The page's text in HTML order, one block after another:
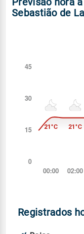
Sebastião de
Registrados